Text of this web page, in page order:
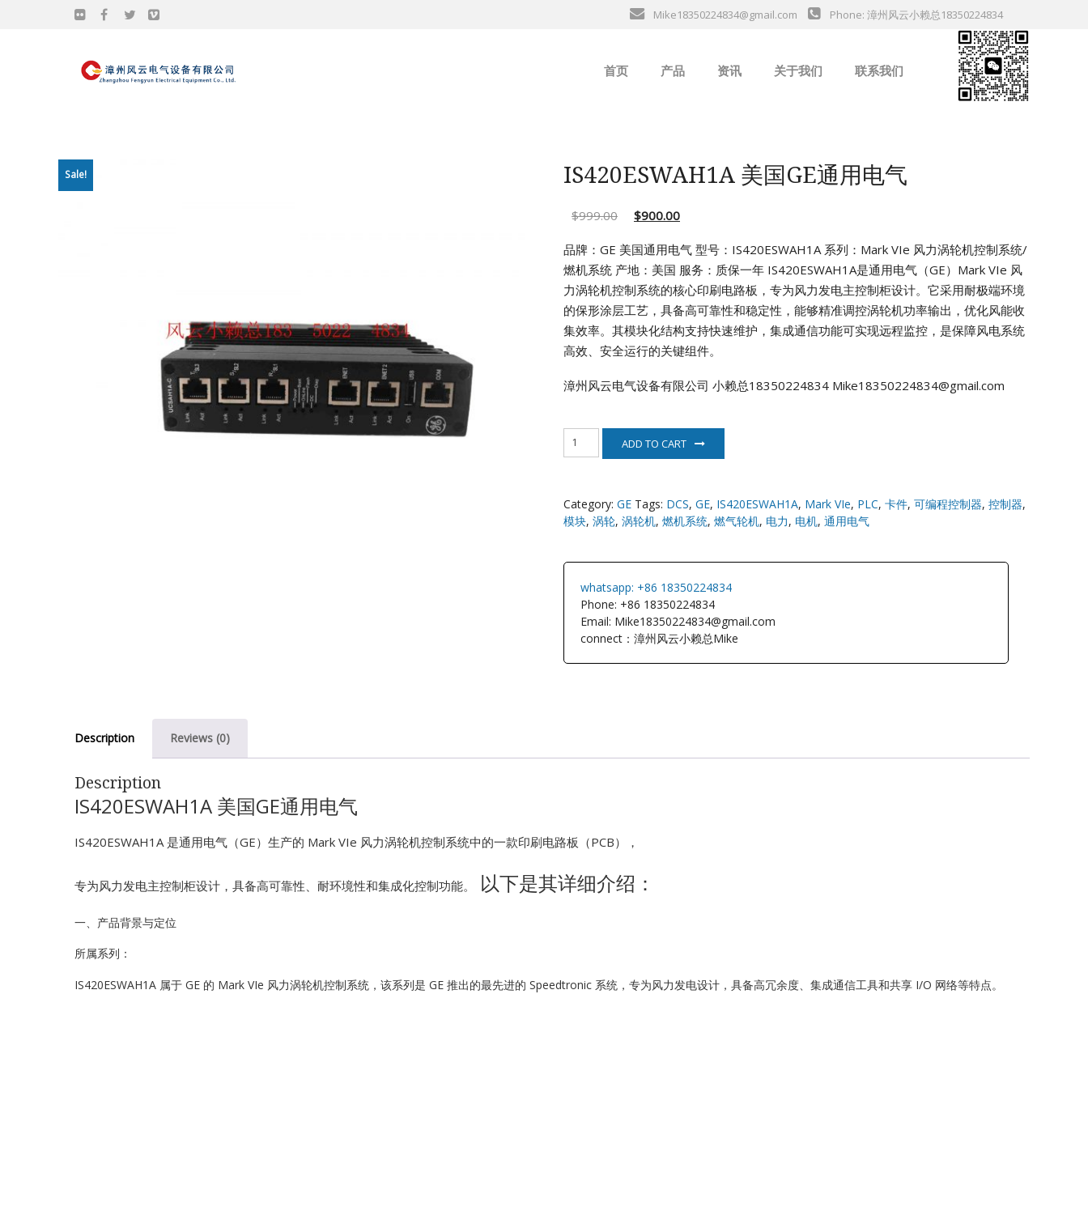
Mike18350224834@gmail.com Phone: 漳州风云小赖总18350224834
首页 产品
EMERSON
ALSTOM
AMAT
Bently Nevada
EATON
Enterasys
EPRO
FOXBORO
HIMA
Kawasaki
REXROTH
资讯 关于我们 联系我们
Sale! IS420ESWAH1A 美国GE通用电气
$999.00 $900.00
品牌：GE 美国通用电气 型号：IS420ESWAH1A系列：Mark VIe 风力涡轮机控制系统/
燃机系统 产地：美国 服务：质保一年 IS420ESWAH1A是通用电气（GE）Mark VIe 风
力涡轮机控制系统的核心印刷电路板，专为风力发电主控制柜设计。它采用耐极端环境
的保形涂层工艺，具备高可靠性和稳定性，能够精准调控涡轮机功率输出，优化风能收
集效率。其模块化结构支持快速维护，集成通信功能可实现远程监控，是保障风电系统
高效、安全运行的关键组件。
漳州风云电气设备有限公司 小赖总18350224834 Mike18350224834@gmail.com
用
电
ADD TO CART
Category: GE Tags: DCS, GE, IS420ESWAH1A, Mark VIe, PLC, 卡件, 可编程控制器, 控制器,
模块, 涡轮, 涡轮机, 燃机系统, 燃气轮机, 电力, 电机, 通用电气
whatsapp: +86 18350224834
Phone: +86 18350224834
Email: Mike18350224834@gmail.com
connect：漳州风云小赖总Mike
Description Reviews (0)
Description
IS420ESWAH1A 美国GE通用电气
IS420ESWAH1A 是通用电气（GE）生产的 Mark VIe 风力涡轮机控制系统中的一款印刷电路板（PCB），
专为风力发电主控制柜设计，具备高可靠性、耐环境性和集成化控制功能。 以下是其详细介绍：
一、产品背景与定位
所属系列：
IS420ESWAH1A 属于 GE 的 Mark VIe 风力涡轮机控制系统，该系列是 GE 推出的最先进的 Speedtronic 系统，专为风力发电设计，具备高冗余度、集成通信工具和共享 I/O 网络等特点。